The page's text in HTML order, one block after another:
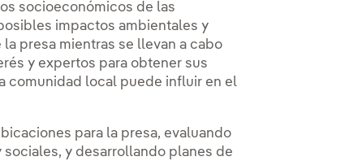
socioeconómicos de las
impactos ambientales y
presa mientras se llevan a cabo
y expertos para obtener sus
comunidad local puede influir en el
para la presa, evaluando
y desarrollando planes de